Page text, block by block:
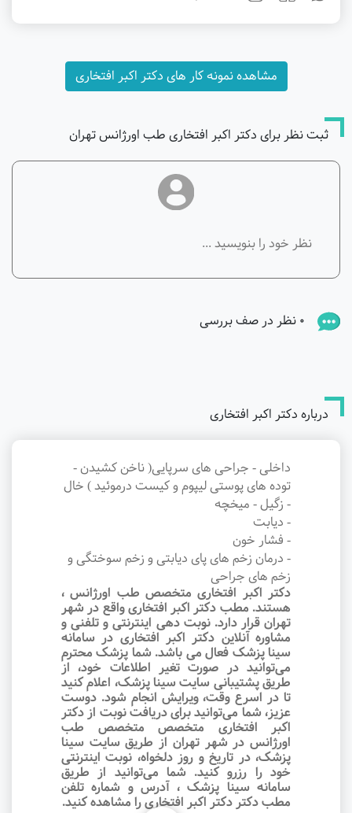
مشاهده نمونه کار های دکتر اکبر افتخاری
ثبت نظر برای دکتر اکبر افتخاری طب اورژانس تهران
0 نظر در صف بررسی
درباره دکتر اکبر افتخاری
داخلی - جراحی های سرپایی( ناخن کشیدن -
توده های پوستی لیپوم و کیست درموئید ) خال
- زگیل - میخچه
- دیابت
- فشار خون
- درمان زخم های پای دیابتی و زخم سوختگی و
زخم های جراحی
دکتر اکبر افتخاری متخصص طب اورژانس ،
هستند. مطب دکتر اکبر افتخاری واقع در شهر
تهران قرار دارد. نوبت‌ دهی اینترنتی و تلفنی و
مشاوره آنلاین دکتر اکبر افتخاری در سامانه
سینا پزشک فعال می باشد. شما پزشک محترم
می‌توانید در صورت تغیر اطلاعات خود، از
طریق پشتیبانی سایت سینا پزشک، اعلام کنید
تا در اسرع وقت‌، ویرایش انجام شود. دوست
عزیز، شما می‌توانید برای دریافت نوبت از دکتر
اکبر افتخاری متخصص متخصص طب
اورژانس در شهر تهران از طریق سایت سینا
پزشک، در تاریخ و روز دلخواه، نوبت اینترنتی
خود را رزرو کنید. شما می‌توانید از طریق
سامانه سینا پزشک ، آدرس و شماره تلفن
مطب دکتر دکتر اکبر افتخاری را مشاهده کنید.